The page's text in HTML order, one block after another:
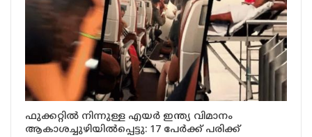
ഫുക്കറ്റിൽ നിന്നുള്ള എയർ ഇന്ത്യ വിമാനം
ആകാശച്ചുഴിയിൽപ്പെട്ടു: 17 പേർക്ക് പരിക്ക്